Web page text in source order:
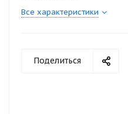
Все характеристики
Поделиться